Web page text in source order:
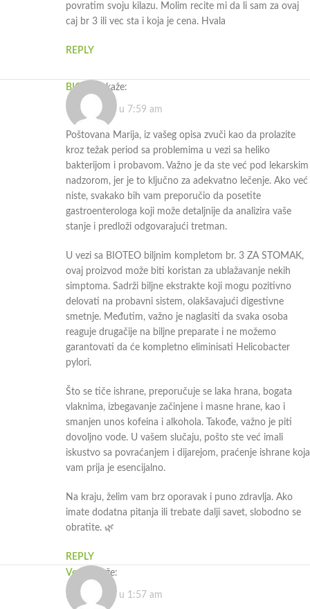
povratim svoju kilazu. Molim recite mi da li sam za ovaj
caj br 3 ili vec sta i koja je cena. Hvala
REPLY
BIOTEO kaže:
16.03.2024. u 7:59 am
Poštovana Marija, iz vašeg opisa zvuči kao da prolazite
kroz težak period sa problemima u vezi sa heliko
bakterijom i probavom. Važno je da ste već pod lekarskim
nadzorom, jer je to ključno za adekvatno lečenje. Ako već
niste, svakako bih vam preporučio da posetite
gastroenterologa koji može detaljnije da analizira vaše
stanje i predloži odgovarajući tretman.
U vezi sa BIOTEO biljnim kompletom br. 3 ZA STOMAK,
ovaj proizvod može biti koristan za ublažavanje nekih
simptoma. Sadrži biljne ekstrakte koji mogu pozitivno
delovati na probavni sistem, olakšavajući digestivne
smetnje. Međutim, važno je naglasiti da svaka osoba
reaguje drugačije na biljne preparate i ne možemo
garantovati da će kompletno eliminisati Helicobacter
pylori.
Što se tiče ishrane, preporučuje se laka hrana, bogata
vlaknima, izbegavanje začinjene i masne hrane, kao i
smanjen unos kofeina i alkohola. Takođe, važno je piti
dovoljno vode. U vašem slučaju, pošto ste već imali
iskustvo sa povraćanjem i dijarejom, praćenje ishrane koja
vam prija je esencijalno.
Na kraju, želim vam brz oporavak i puno zdravlja. Ako
imate dodatna pitanja ili trebate dalji savet, slobodno se
obratite. 🌿
REPLY
Vesna
kaže:
25.05.2024. u 1:57 am